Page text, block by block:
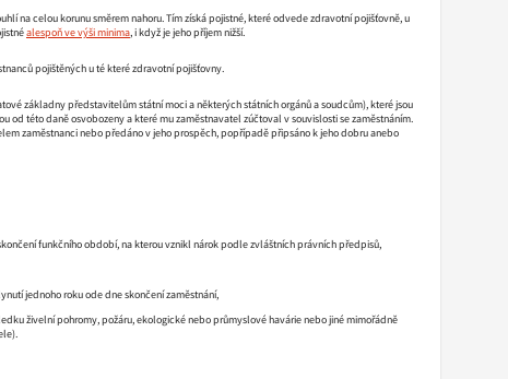
na celou korunu směrem nahoru. Tím získá pojistné, které odvede zdravotní pojišťovně, u
alespoň ve výši minima, i když je jeho příjem nižší.
pojištěných u té které zdravotní pojišťovny.
základny představitelům státní moci a některých státních orgánů a soudcům), které jsou
této daně osvobozeny a které mu zaměstnavatel zúčtoval v souvislosti se zaměstnáním.
zaměstnanci nebo předáno v jeho prospěch, popřípadě připsáno k jeho dobru anebo
funkčního období, na kterou vznikl nárok podle zvláštních právních předpisů,
jednoho roku ode dne skončení zaměstnání,
živelní pohromy, požáru, ekologické nebo průmyslové havárie nebo jiné mimořádně